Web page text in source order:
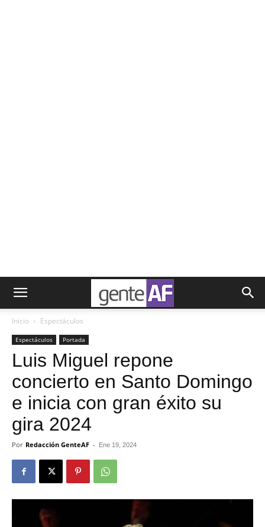
Inicio Espectáculos
Espectáculos Portada
Luis Miguel repone
concierto en Santo Domingo
e inicia con gran éxito su
gira 2024
Por Redacción GenteAF - Ene 19, 2024